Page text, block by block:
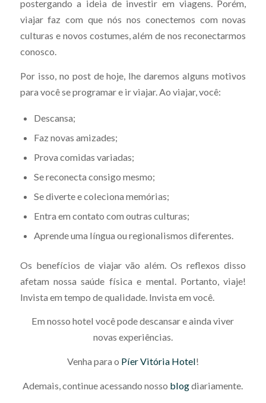
postergando a ideia de investir em viagens. Porém,
viajar faz com que nós nos conectemos com novas
culturas e novos costumes, além de nos reconectarmos
conosco.
Por isso, no post de hoje, lhe daremos alguns motivos
para você se programar e ir viajar. Ao viajar, você:
Descansa;
Faz novas amizades;
Prova comidas variadas;
Se reconecta consigo mesmo;
Se diverte e coleciona memórias;
Entra em contato com outras culturas;
Aprende uma língua ou regionalismos diferentes.
Os benefícios de viajar vão além. Os reflexos disso
afetam nossa saúde física e mental. Portanto, viaje!
Invista em tempo de qualidade. Invista em você.
Em nosso hotel você pode descansar e ainda viver
novas experiências.
Venha para o Píer Vitória Hotel!
Ademais, continue acessando nosso blogdiariamente.